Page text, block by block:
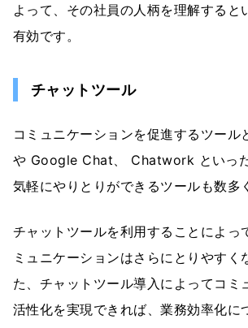
よって、その社員の人柄を理解すると
有効です。
チャットツール
コミュニケーションを促進するツール
や Google Chat、 Chatwork といっ
気軽にやりとりができるツールも数多
チャットツールを利用することによっ
ミュニケーションはさらにとりやすく
た、チャットツール導入によってコミ
活性化を実現できれば、業務効率化に